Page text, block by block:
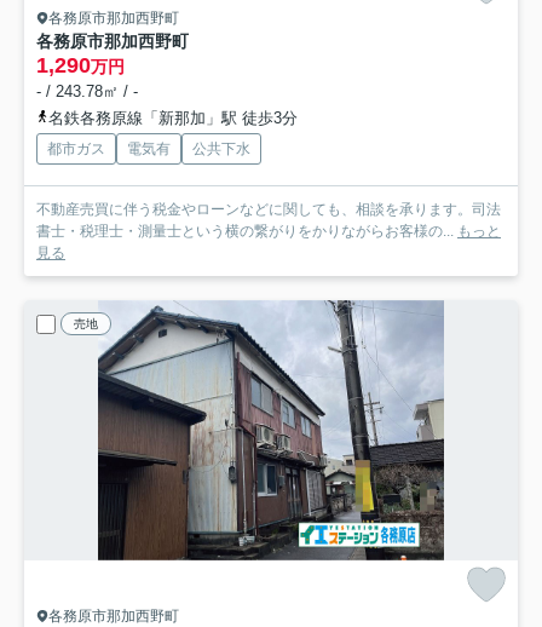
各務原市那加西野町
各務原市那加西野町
1,290万円
- / 243.78㎡ / -
名鉄各務原線「新那加」駅 徒歩3分
都市ガス 電気有 公共下水
不動産売買に伴う税金やローンなどに関しても、相談を承ります。司法
書士・税理士・測量士という横の繋がりをかりながらお客様の... もっと
見る
売地
各務原市那加西野町